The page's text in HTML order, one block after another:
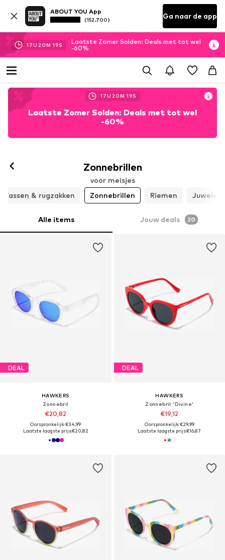
ABOUT YOU App
(152.700) Ga naar de app
17U 20M 17S
Laatste Zomer Solden: Deals met tot wel
-60%
17U 20M 17S
Laatste Zomer Solden: Deals met tot wel
-60%
Zonnebrillen
voor meisjes
Tassen & rugzakken
Zonnebrillen Riemen Juwelen
Alle items Jouw deals 20
DEAL
HAWKERS
Zonnebril
€20,82
Oorspronkelijk: €34,99
Laatste laagste prijs:€20,82
DEAL
HAWKERS
Zonnebril 'Divine'
€19,12
Oorspronkelijk: €29,99
Laatste laagste prijs:€16,87